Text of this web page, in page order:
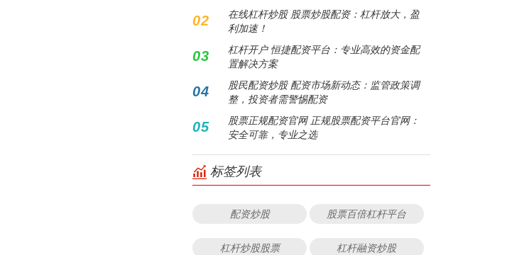
02
在线杠杆炒股 股票炒股配资：杠杆放大，盈
利加速！
03
杠杆开户 恒捷配资平台：专业高效的资金配
置解决方案
04
股民配资炒股 配资市场新动态：监管政策调
整，投资者需警惕配资
05
股票正规配资官网 正规股票配资平台官网：
安全可靠，专业之选
标签列表
配资炒股 股票百倍杠杆平台
杠杆炒股股票 杠杆融资炒股